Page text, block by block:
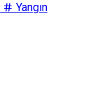
Yangın